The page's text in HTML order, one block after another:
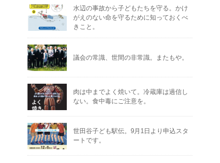
水辺の事故から子どもたちを守る。かけ
がえのない命を守るために知っておくべ
きこと。
議会の常識、世間の非常識。またもや。
肉は中までよく焼いて。冷蔵庫は過信し
ない。食中毒にご注意を。
世田谷子ども駅伝。9月1日より申込スタ
ートです。